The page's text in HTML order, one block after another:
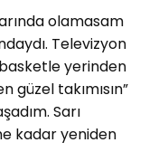
olamasam
Televizyon
yerinden
güzel takımısın”
Sarı
kadar yeniden